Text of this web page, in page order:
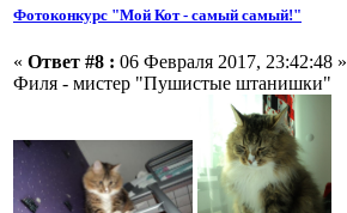
Фотоконкурс "Мой Кот - самый самый!"
« Ответ #8 : 06 Февраля 2017, 23:42:48 »
Филя - мистер "Пушистые штанишки"